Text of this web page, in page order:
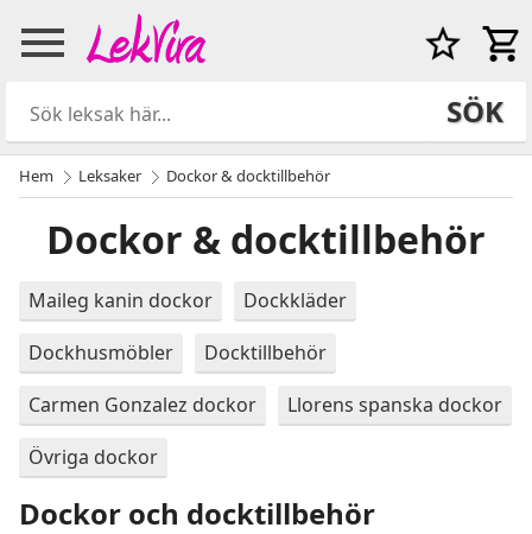
SÖK
Hem Leksaker Dockor & docktillbehör
Dockor & docktillbehör
Maileg kanin dockor
Dockkläder
Dockhusmöbler
Docktillbehör
Carmen Gonzalez dockor
Llorens spanska dockor
Övriga dockor
Dockor och docktillbehör